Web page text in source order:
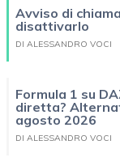
Avviso di
disattivarlo
DI ALESSANDRO VOCI
Formula 1 su
diretta?
agosto 2026
DI ALESSANDRO VOCI